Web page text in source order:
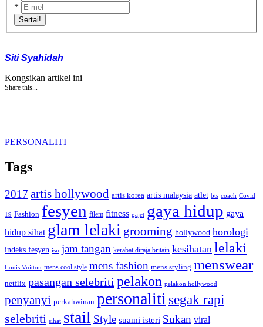
*
Sertai!
Siti Syahidah
Kongsikan artikel ini
Share this...
PERSONALITI
Tags
2017 artis hollywood artis korea artis malaysia atlet bts coach Covid
19 Fashion fesyen filem fitness gajet gaya hidup gaya
hidup sihat glam lelaki grooming hollywood horologi
indeks fesyen isu jam tangan kerabat diraja britain kesihatan lelaki
Louis Vuitton mens cool style mens fashion mens styling menswear
netflix pasangan selebriti pelakon pelakon hollywood
penyanyi perkahwinan personaliti segak rapi
selebriti sihat stail Style suami isteri Sukan viral